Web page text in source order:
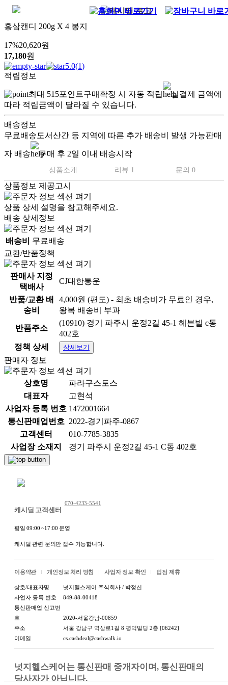
홍삼캔디 200g X 4 봉지
17%20,620원
17,180원
5.0(1)
적립정보
최대 515포인트구매확정 시 자동 적립
실결제 금액에
따라 적립금액이 달라질 수 있습니다.
배송정보
무료배송도서산간 등 지역에 따른 추가 배송비 발생 가능판매
자 배송 구매 후 2일 이내 배송시작
상품소개 리뷰 1 문의 0
항목
내용
상품정보 제공고시
상품 상세 설명을 참고해주세요.
배송 상세정보
배송비
무료배송
교환/반품정책
판매사 지정
택배사
CJ대한통운
반품/교환 배
송비
4,000원 (편도) - 최초 배송비가 무료인 경우,
왕복 배송비 부과
반품주소
(10910) 경기 파주시 운정2길 45-1 헤븐빌 c동
402호
정책 상세
상세보기
판매자 정보
상호명
파라구스토스
대표자
고현석
사업자 등록 번호 1472001664
통신판매업번호 2022-경기파주-0867
고객센터
010-7785-3835
사업장 소재지
경기 파주시 운정2길 45-1 C동 402호
캐시딜 고객센터
070-4233-5541
평일 09:00 ~17:00 운영
캐시딜 관련 문의만 접수 가능합니다.
이용약관 개인정보 처리 방침 사업자 정보 확인 입점 제휴
상호/대표자명
넛지헬스케어 주식회사 / 박정신
사업자 등록 번호
849-88-00418
통신판매업 신고번
호
2020-서울강남-00859
주소
서울 강남구 역삼로1길 8 평익빌딩 2층 [06242]
이메일
cs.cashdeal@cashwalk.io
넛지헬스케어는 통신판매 중개자이며, 통신판매의
당사자가 아닙니다.